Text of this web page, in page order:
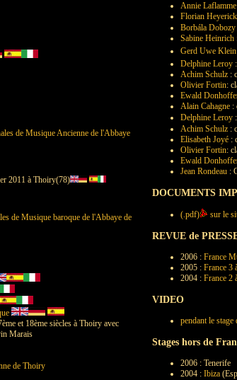
de Musique Ancienne de l'Abbaye
2011 à Thoiry(78)
de Musique baroque de l'Abbaye de
et 18ème siècles à Thoiry avec
Marais
de Thoiry
Annie Laflamme
Florian Heyerick
Borbála Dobozy
Sabine Heinrich
Gerd Uwe Klein
Delphine Leroy
Achim Schulz :
Olivier Fortin:
Ewald
Alain Cahagne :
Delphine Leroy
Achim Schulz :
Elisabeth Joyé :
Olivier Fortin:
Ewald
Jean Rondeau :
DOCUMENTS
(.pdf) sur le
REVUE de
2006 : France
2005 : France 3
2004 : France 2
VIDEO
pendant le
Stages hors de
2006 : Tenerife
2004 : Ibiza